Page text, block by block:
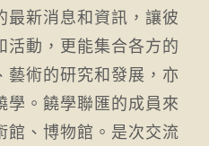
最新消息和資訊，讓彼
活動，更能集合各方的
藝術的研究和發展，亦
學。饒學聯匯的成員來
館、博物館。是次交流